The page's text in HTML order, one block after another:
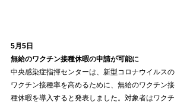
5月5日
無給のワクチン接種休暇の申請が可能に
中央感染症指揮センターは、新型コロナウイルスの
ワクチン接種率を高めるために、無給のワクチン接
種休暇を導入すると発表しました。対象者はワクチ